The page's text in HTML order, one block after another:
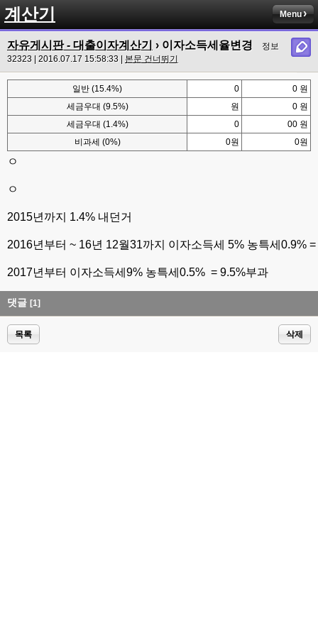
계산기 Menu
자유게시판 - 대출이자계산기 › 이자소득세율변경
정보
32323 | 2016.07.17 15:58:33 | 본문 건너뛰기
일반 (15.4%) 0
0 원
세금우대 (9.5%)
원
0 원
세금우대 (1.4%)
0
00 원
비과세 (0%)
0원 0원
ㅇ
ㅇ
2015년까지 1.4% 내던거
2016년부터 ~ 16년 12월31까지 이자소득세 5% 농특세0.9% =
2017년부터 이자소득세9% 농특세0.5% = 9.5%부과
댓글 [1]
목록 삭제